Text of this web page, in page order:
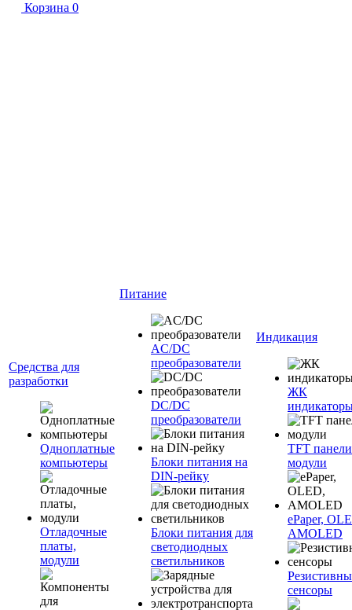
Корзина 0
Средства для
разработки
Одноплатные
компьютеры
Отладочные
платы,
модули
Питание
AC/DC
преобразователи
DC/DC
преобразователи
Блоки питания на
DIN-рейку
Блоки питания для
светодиодных
светильников
Индикация
ЖК
TFT
модули
ePaper,
AMOLED
сенсоры